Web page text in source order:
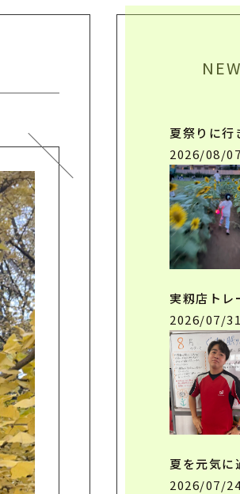
NEW
夏祭りに
2026/08/07
実籾店ト
2026/07/31
夏を元気
2026/07/